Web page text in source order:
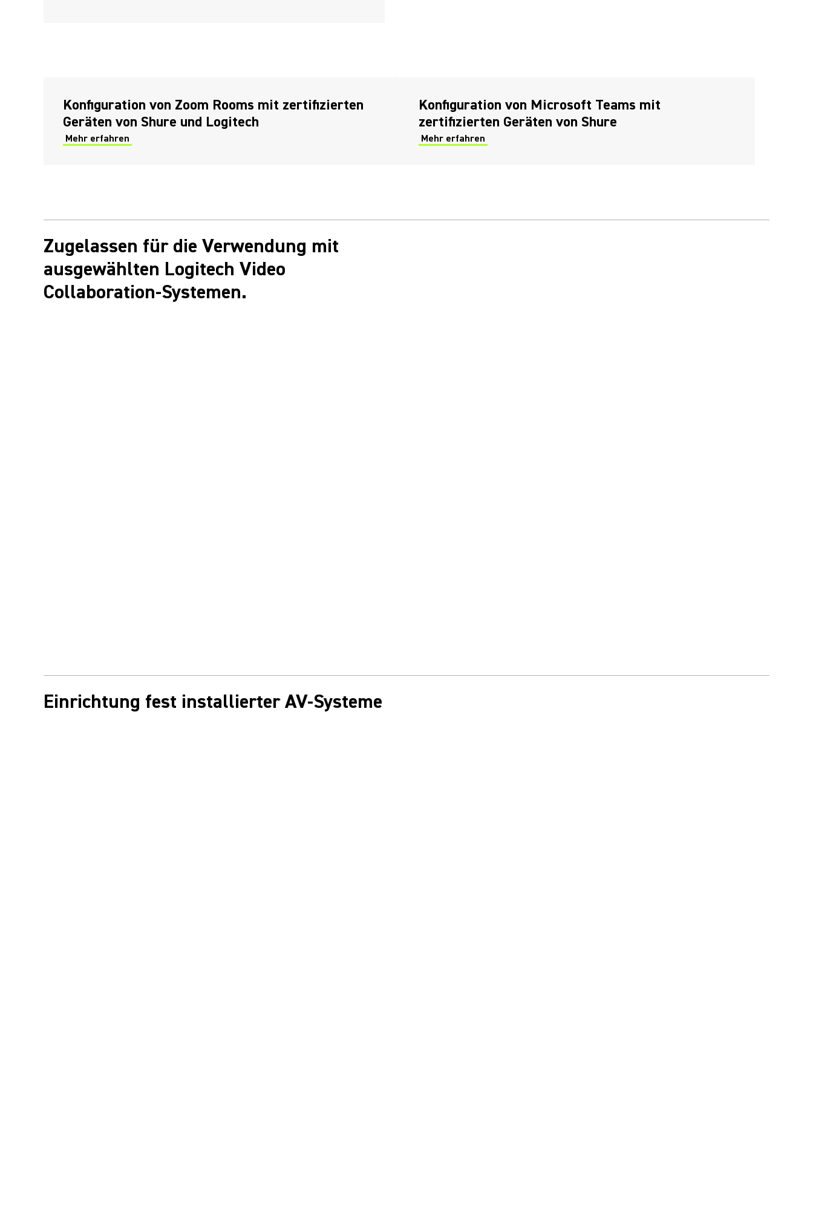
Konfiguration von Zoom Rooms mit zertifizierten
Geräten von Shure und Logitech
Mehr erfahren
Konfiguration von Microsoft Teams mit
zertifizierten Geräten von Shure
Mehr erfahren
Zugelassen für die Verwendung mit
ausgewählten Logitech Video
Collaboration-Systemen.
Einrichtung fest installierter AV-Systeme